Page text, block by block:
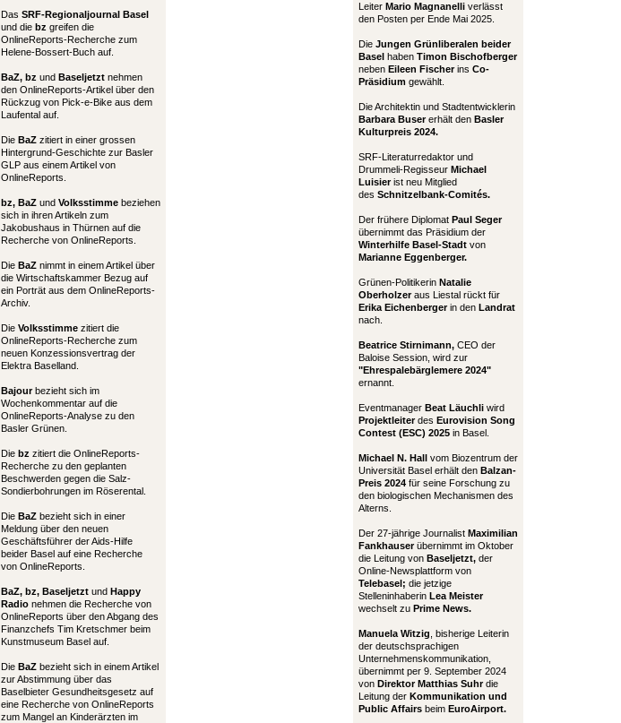
Das SRF-Regionaljournal Basel
und die bz greifen die
OnlineReports-Recherche zum
Helene-Bossert-Buch auf.
BaZ, bz und Baseljetzt nehmen
den OnlineReports-Artikel über den
Rückzug von Pick-e-Bike aus dem
Laufental auf.
Die BaZ zitiert in einer grossen
Hintergrund-Geschichte zur Basler
GLP aus einem Artikel von
OnlineReports.
bz, BaZ und Volksstimme beziehen
sich in ihren Artikeln zum
Jakobushaus in Thürnen auf die
Recherche von OnlineReports.
Die BaZ nimmt in einem Artikel über
die Wirtschaftskammer Bezug auf
ein Porträt aus dem OnlineReports-
Archiv.
Die Volksstimme zitiert die
OnlineReports-Recherche zum
neuen Konzessionsvertrag der
Elektra Baselland.
Bajourbezieht sich im
Wochenkommentar auf die
OnlineReports-Analyse zu den
Basler Grünen.
Die bz zitiert die OnlineReports-
Recherche zu den geplanten
Beschwerden gegen die Salz-
Sondierbohrungen im Röserental.
Die BaZ bezieht sich in einer
Meldung über den neuen
Geschäftsführer der Aids-Hilfe
beider Basel auf eine Recherche
von OnlineReports.
BaZ, bz, Baseljetzt und Happy
Radio nehmen die Recherche von
OnlineReports über den Abgang des
Finanzchefs Tim Kretschmer beim
Kunstmuseum Basel auf.
Die BaZ bezieht sich in einem Artikel
zur Abstimmung über das
Baselbieter Gesundheitsgesetz auf
eine Recherche von OnlineReports
zum Mangel an Kinderärzten im
Leiter Mario Magnanelli verlässt
den Posten per Ende Mai 2025.
Die Jungen Grünliberalen beider
Basel haben Timon Bischofberger
neben Eileen Fischerins Co-
Präsidium gewählt.
Die Architektin und Stadtentwicklerin
Barbara Busererhält den Basler
Kulturpreis 2024.
SRF-Literaturredaktor und
Drummeli-Regisseur Michael
Luisierist neu Mitglied
des Schnitzelbank-Comités.
Der frühere Diplomat Paul Seger
übernimmt das Präsidium der
Winterhilfe Basel-Stadt von
Marianne Eggenberger.
Grünen-Politikerin Natalie
Oberholzeraus Liestal rückt für
Erika Eichenbergerin den Landrat
nach.
Beatrice Stirnimann, CEO der
Baloise Session, wird zur
"Ehrespalebärglemere 2024"
ernannt.
Eventmanager Beat Läuchli wird
Projektleiterdes Eurovision Song
Contest (ESC) 2025 in Basel.
Michael N. Hall vom Biozentrum der
Universität Basel erhält den Balzan-
Preis 2024 für seine Forschung zu
den biologischen Mechanismen des
Alterns.
Der 27-jährige Journalist Maximilian
Fankhauserübernimmt im Oktober
die Leitung von Baseljetzt, der
Online-Newsplattform von
Telebasel; die jetzige
Stelleninhaberin Lea Meister
wechselt zu Prime News.
Manuela Witzig , bisherige Leiterin
der deutschsprachigen
Unternehmenskommunikation,
übernimmt per 9. September 2024
von Direktor Matthias Suhrdie
Leitung der Kommunikation und
Public Affairs beim EuroAirport.